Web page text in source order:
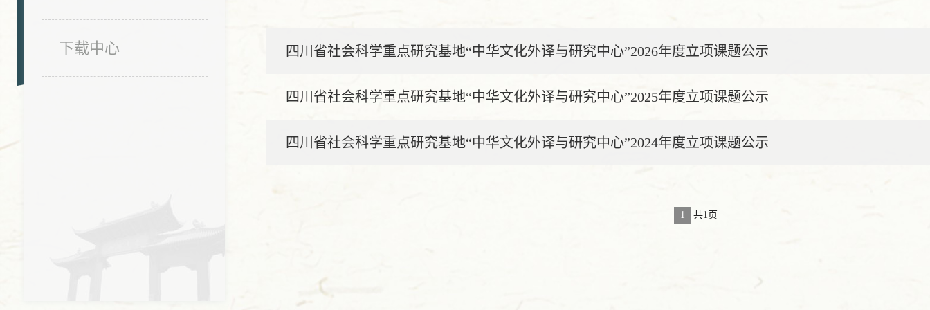
下载中心 四川省社会科学重点研究基地“中华文化外译与研究中心”2026年度立项课题公示
四川省社会科学重点研究基地“中华文化外译与研究中心”2025年度立项课题公示
四川省社会科学重点研究基地“中华文化外译与研究中心”2024年度立项课题公示
1 共1页